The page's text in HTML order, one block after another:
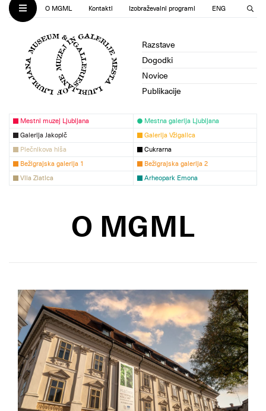
O MGML Kontakti Izobraževalni programi ENG
Razstave
Dogodki
Novice
Publikacije
Mestni muzej Ljubljana
Mestna galerija Ljubljana
Galerija Jakopič
Galerija Vžigalica
Plečnikova hiša
Cukrarna
Bežigrajska galerija 1
Bežigrajska galerija 2
Vila Zlatica
Arheopark Emona
O MGML